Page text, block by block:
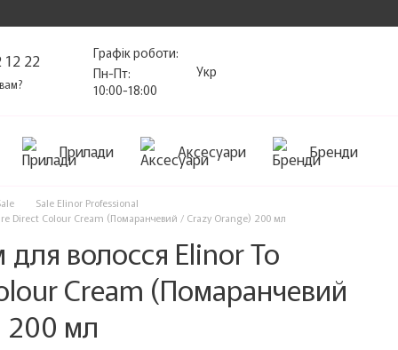
12 22
Графік роботи:
Пн-Пт:
10:00-18:00
Укр
Прилади Аксесуари Бренди
Sale Elinor Professional
Direct Colour Cream (Помаранчевий / Crazy Orange) 200 мл
волосся Elinor To
Cream (Помаранчевий
200 мл